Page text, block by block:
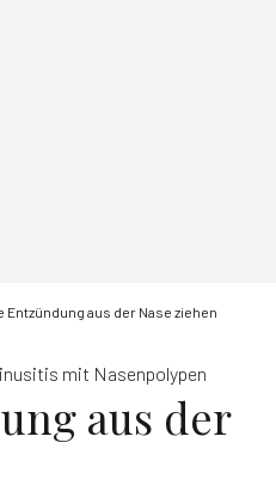
Entzündung aus der Nase ziehen
mit Nasenpolypen
aus der